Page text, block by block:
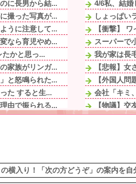
に長男から結...
撮った写真が...
うに注意して...
なら育児やめ...
かと思っ...
家族がリンガ...
と怒鳴られた...
た すると生...
由で振られる...
仲良くしてい...
てたら、ばっ...
4/6私、結婚
しょっぱい
【衝撃】
スーパーで
我が家は長
【悲報】
【外国人
会社「キミ
【物議】
【ウマ娘】
【画像】
横入り！「次の方どうぞ」の案内を自